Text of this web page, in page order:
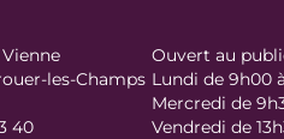
les-Champs
40
Ouvert au
Lundi de 9h00 à
Mercredi de
Vendredi de